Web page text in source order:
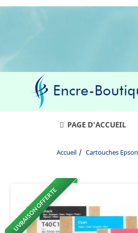
PAGE D'ACCUEIL
Accueil Cartouches Epson
LIVRAISON OFFERTE